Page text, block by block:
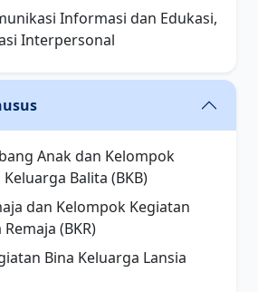
Informasi dan Edukasi,
Interpersonal
Anak dan Kelompok
Balita (BKB)
dan Kelompok Kegiatan
(BKR)
Bina Keluarga Lansia